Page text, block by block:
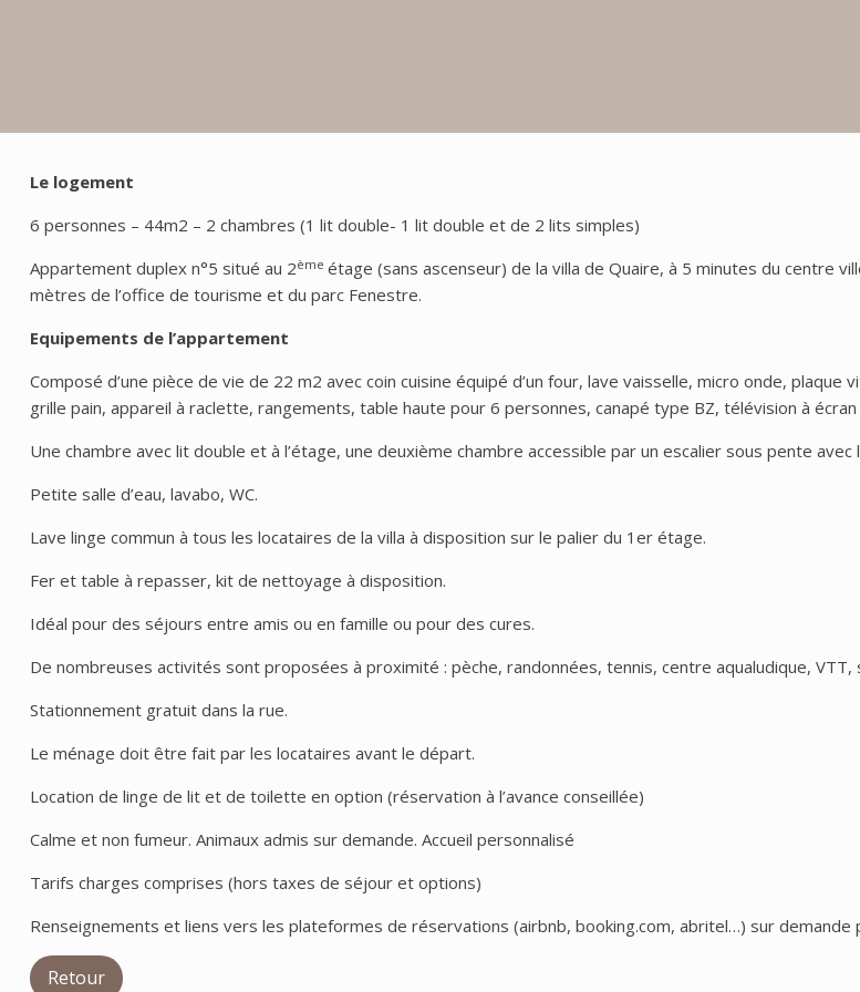
Le logement
6 personnes – 44m2 – 2 chambres (1 lit double- 1 lit double et de 2 lits simples)
Appartement duplex n°5 situé au 2ème étage (sans ascenseur) de la villa de Quaire, à 5 minutes du centre
mètres de l’office de tourisme et du parc Fenestre.
Equipements de l’appartement
Composé d’une pièce de vie de 22 m2 avec coin cuisine équipé d’un four, lave vaisselle, micro onde,
grille pain, appareil à raclette, rangements, table haute pour 6 personnes, canapé type BZ, télévision à
Une chambre avec lit double et à l’étage, une deuxième chambre accessible par un escalier sous pente
Petite salle d’eau, lavabo, WC.
Lave linge commun à tous les locataires de la villa à disposition sur le palier du 1er étage.
Fer et table à repasser, kit de nettoyage à disposition.
Idéal pour des séjours entre amis ou en famille ou pour des cures.
De nombreuses activités sont proposées à proximité : pèche, randonnées, tennis, centre aqualudique, VTT,
Stationnement gratuit dans la rue.
Le ménage doit être fait par les locataires avant le départ.
Location de linge de lit et de toilette en option (réservation à l’avance conseillée)
Calme et non fumeur. Animaux admis sur demande. Accueil personnalisé
Tarifs charges comprises (hors taxes de séjour et options)
Renseignements et liens vers les plateformes de réservations (airbnb, booking.com, abritel…) sur demande
Retour